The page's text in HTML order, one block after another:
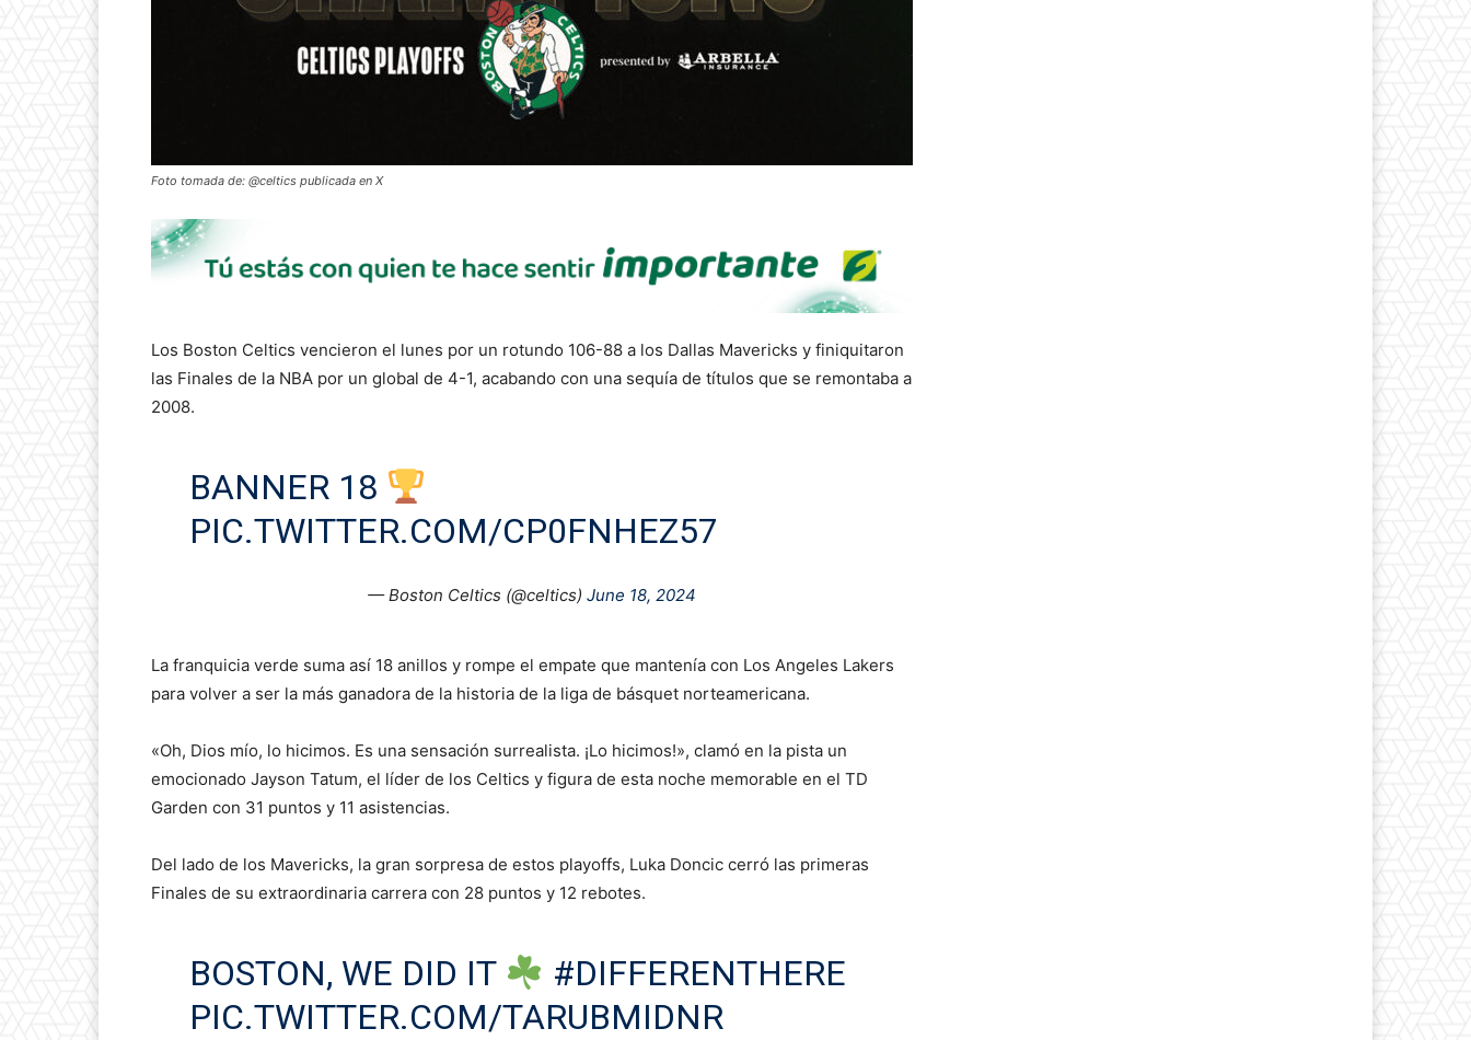
Foto tomada de: @celtics publicada en X
Los Boston Celtics vencieron el lunes por un rotundo 106-88 a los Dallas Mavericks y finiquitaron
las Finales de la NBA por un global de 4-1, acabando con una sequía de títulos que se remontaba a
2008.
BANNER 18
PIC.TWITTER.COM/CP0FNHEZ57
— Boston Celtics (@celtics) June 18, 2024
La franquicia verde suma así 18 anillos y rompe el empate que mantenía con Los Angeles Lakers
para volver a ser la más ganadora de la historia de la liga de básquet norteamericana.
«Oh, Dios mío, lo hicimos. Es una sensación surrealista. ¡Lo hicimos!», clamó en la pista un
emocionado Jayson Tatum, el líder de los Celtics y figura de esta noche memorable en el TD
Garden con 31 puntos y 11 asistencias.
Del lado de los Mavericks, la gran sorpresa de estos playoffs, Luka Doncic cerró las primeras
Finales de su extraordinaria carrera con 28 puntos y 12 rebotes.
BOSTON, WE DID IT
#DIFFERENTHERE
PIC.TWITTER.COM/TARUBMIDNR